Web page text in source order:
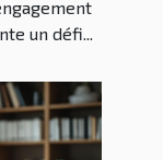
un défi...